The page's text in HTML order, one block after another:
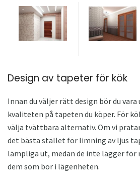
Design av tapeter för kök
Innan du väljer rätt design bör du vara
kvaliteten på tapeten du köper. För
välja tvättbara alternativ. Om vi
det bästa stället för limning av ljus
lämpliga ut, medan de inte lägger för
dem som bor i lägenheten.